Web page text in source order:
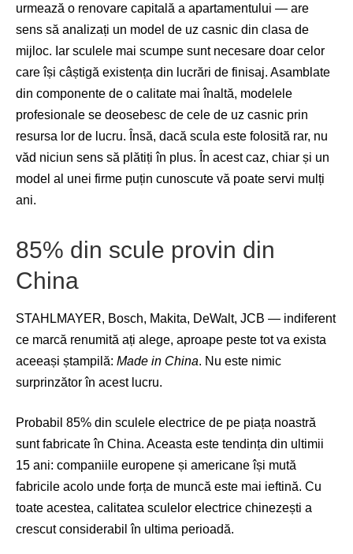
urmează o renovare capitală a apartamentului — are
sens să analizați un model de uz casnic din clasa de
mijloc. Iar sculele mai scumpe sunt necesare doar celor
care își câștigă existența din lucrări de finisaj. Asamblate
din componente de o calitate mai înaltă, modelele
profesionale se deosebesc de cele de uz casnic prin
resursa lor de lucru. Însă, dacă scula este folosită rar, nu
văd niciun sens să plătiți în plus. În acest caz, chiar și un
model al unei firme puțin cunoscute vă poate servi mulți
ani.
85% din scule provin din
China
STAHLMAYER, Bosch, Makita, DeWalt, JCB — indiferent
ce marcă renumită ați alege, aproape peste tot va exista
aceeași ștampilă: Made in China. Nu este nimic
surprinzător în acest lucru.
Probabil 85% din sculele electrice de pe piața noastră
sunt fabricate în China. Aceasta este tendința din ultimii
15 ani: companiile europene și americane își mută
fabricile acolo unde forța de muncă este mai ieftină. Cu
toate acestea, calitatea sculelor electrice chinezești a
crescut considerabil în ultima perioadă.